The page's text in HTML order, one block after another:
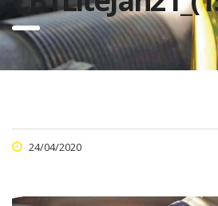
24/04/2020